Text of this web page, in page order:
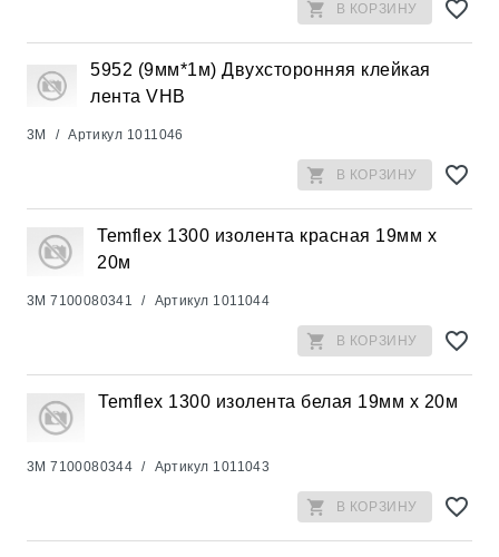
В КОРЗИНУ
5952 (9мм*1м) Двухсторонняя клейкая
лента VHB
3M / Артикул 1011046
В КОРЗИНУ
Temflex 1300 изолента красная 19мм x
20м
3M 7100080341 / Артикул 1011044
В КОРЗИНУ
Temflex 1300 изолента белая 19мм x 20м
3M 7100080344 / Артикул 1011043
В КОРЗИНУ